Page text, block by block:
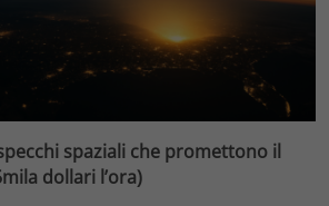
spaziali che promettono il
dollari l’ora)